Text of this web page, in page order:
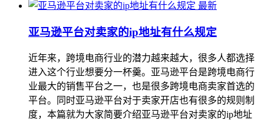
最新
亚马逊平台对卖家的ip地址有什么规定
近年来，跨境电商行业的潜力越来越大，很多人都选择
进入这个行业想要分一杯羹。亚马逊平台是跨境电商行
业最大的销售平台之一，也是很多跨境电商卖家首选的
平台。同时亚马逊平台对于卖家开店也有很多的规则制
度，本篇就为大家简要介绍亚马逊平台对卖家的ip地址